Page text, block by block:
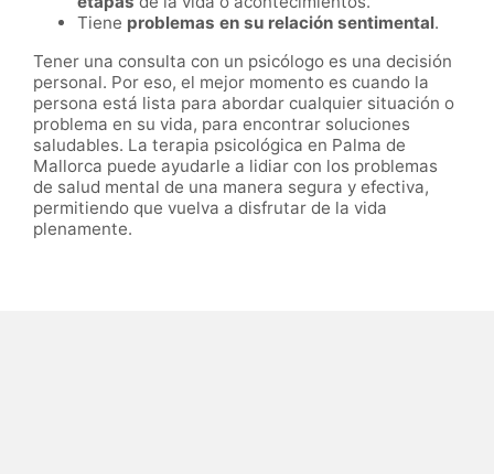
Tiene problemas en su relación sentimental.
Tener una consulta con un psicólogo es una decisión
personal. Por eso, el mejor momento es cuando la
persona está lista para abordar cualquier situación o
problema en su vida, para encontrar soluciones
saludables. La terapia psicológica en Palma de
Mallorca puede ayudarle a lidiar con los problemas
de salud mental de una manera segura y efectiva,
permitiendo que vuelva a disfrutar de la vida
plenamente.